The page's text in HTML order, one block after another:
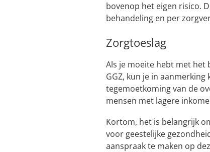
bovenop het eigen risico.
behandeling en per
Zorgtoeslag
Als je moeite hebt met het
GGZ, kun je in
tegemoetkoming van de
mensen met lagere
Kortom, het is belangrijk
voor geestelijke
aanspraak te maken op